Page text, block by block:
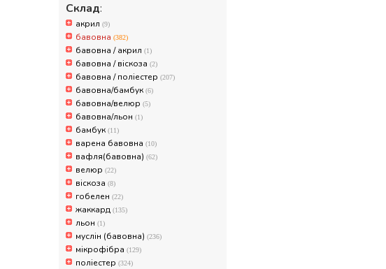
Склад:
акрил (9)
бавовна (382)
бавовна / акрил (1)
бавовна / віскоза (2)
бавовна / поліестер (207)
бавовна/бамбук (6)
бавовна/велюр (5)
бавовна/льон (1)
бамбук (11)
варена бавовна (10)
вафля(бавовна) (62)
велюр (22)
віскоза (8)
гобелен (22)
жаккард (135)
льон (1)
муслін (бавовна) (236)
мікрофібра (129)
поліестер (324)